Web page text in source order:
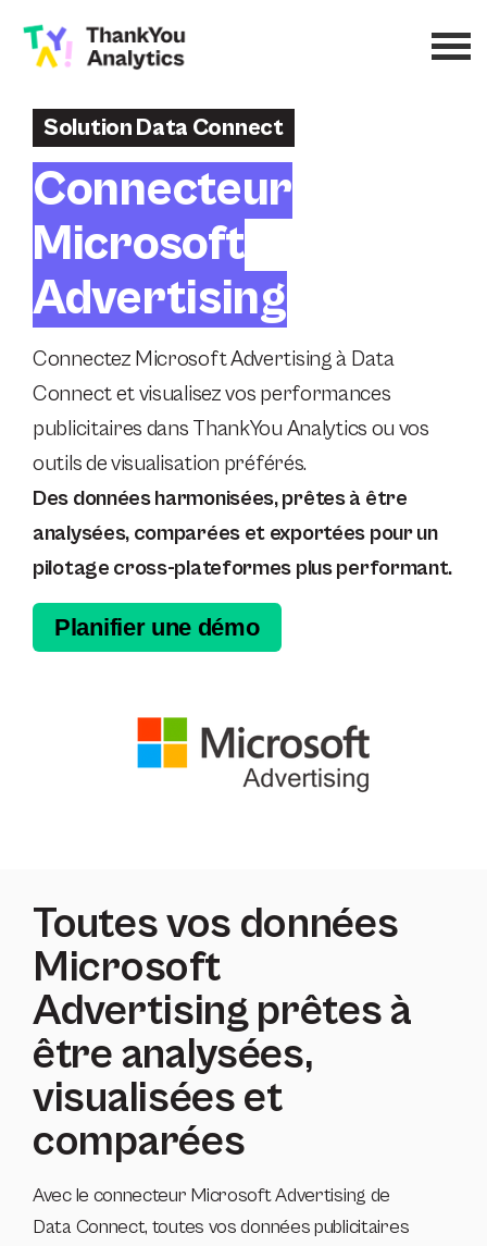
Solution Data Connect
Connecteur
Microsoft
Advertising
Connectez Microsoft Advertising à Data
Connect et visualisez vos performances
publicitaires dans ThankYou Analytics ou vos
outils de visualisation préférés.
Des données harmonisées, prêtes à être
analysées, comparées et exportées pour un
pilotage cross-plateformes plus performant.
Planifier une démo
Toutes vos données
Microsoft
Advertising prêtes à
être analysées,
visualisées et
comparées
Avec le connecteur Microsoft Advertising de
Data Connect, toutes vos données publicitaires